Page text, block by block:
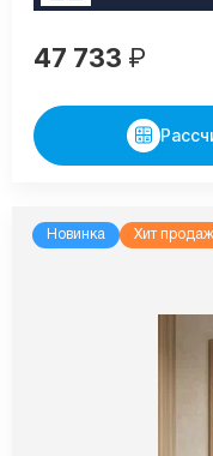
47 733 ₽
Новинка Хит продаж